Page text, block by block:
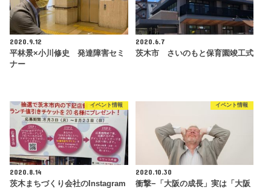
2020.9.12
平林景×小川修史 発達障害セミ
ナー
2020.6.7
茨木市 さいのもと保育園竣工式
イベント情報
2020.8.14
茨木まちづくり会社のInstagram
イベント情報
2020.10.30
衝撃−「大阪の成長」実は「大阪